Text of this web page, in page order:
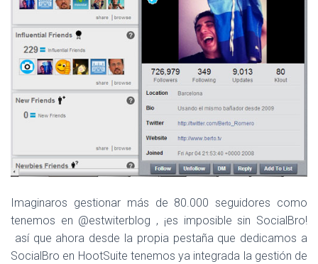
Imaginaros gestionar más de 80.000 seguidores como
tenemos en @estwiterblog , ¡es imposible sin SocialBro!
así que ahora desde la propia pestaña que dedicamos a
SocialBro en HootSuite tenemos ya integrada la gestión de